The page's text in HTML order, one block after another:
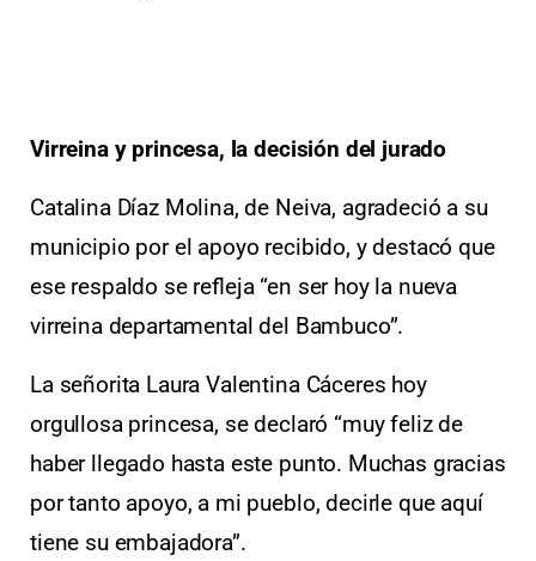
Virreina y princesa, la decisión del jurado
Catalina Díaz Molina, de Neiva, agradeció a su
municipio por el apoyo recibido, y destacó que
ese respaldo se refleja “en ser hoy la nueva
virreina departamental del Bambuco”.
La señorita Laura Valentina Cáceres hoy
orgullosa princesa, se declaró “muy feliz de
haber llegado hasta este punto. Muchas gracias
por tanto apoyo, a mi pueblo, decirle que aquí
tiene su embajadora”.